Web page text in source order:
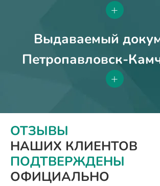
+
Выдаваемый
Петропавловск-
+
ОТЗЫВЫ
НАШИХ КЛИЕНТОВ
ПОДТВЕРЖДЕНЫ
ОФИЦИАЛЬНО